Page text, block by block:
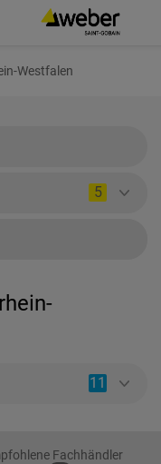
Westfalen
5
11
Fachhändler